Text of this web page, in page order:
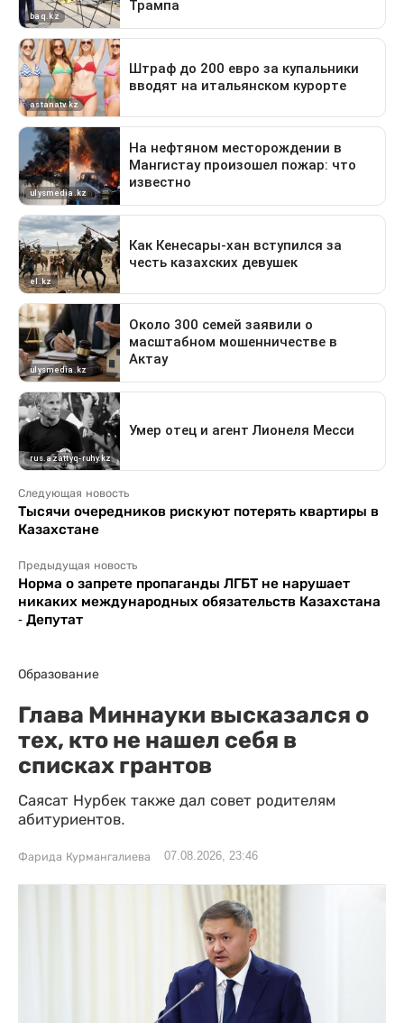
Следующая новость
Тысячи очередников рискуют потерять квартиры в
Казахстане
Предыдущая новость
Норма о запрете пропаганды ЛГБТ не нарушает
никаких международных обязательств Казахстана
- Депутат
Образование
Глава Миннауки высказался о
тех, кто не нашел себя в
списках грантов
Саясат Нурбек также дал совет родителям
абитуриентов.
Фарида Курмангалиева 07.08.2026, 23:46